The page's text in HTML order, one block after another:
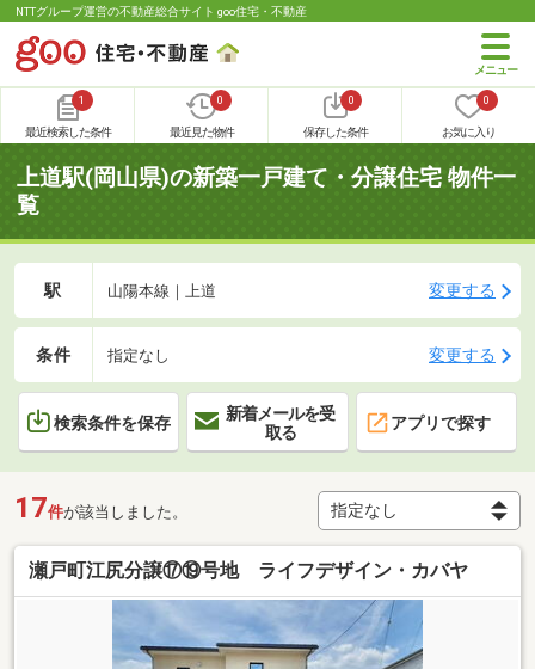
NTTグループ運営の不動産総合サイト goo住宅・不動産
1
最近検索した条件
0
最近見た物件
0
保存した条件
0
お気に入り
上道駅(岡山県)の新築一戸建て・分譲住宅 物件一
覧
駅 山陽本線｜上道 変更する
条件 指定なし 変更する
検索条件を保存
新着メールを受
取る
アプリで探す
17件が該当しました。
瀬戸町江尻分譲⑰⑲号地 ライフデザイン・カバヤ